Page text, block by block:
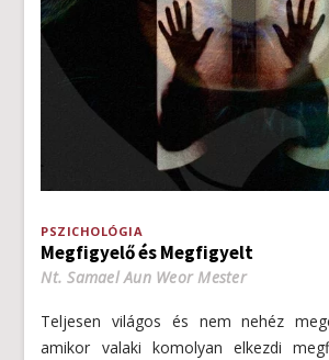
PSZICHOLÓGIA
Megfigyelő és Megfigyelt
Nt. Samael Aun Weor Mester
Teljesen világos és nem nehéz
amikor valaki komolyan elkezdi